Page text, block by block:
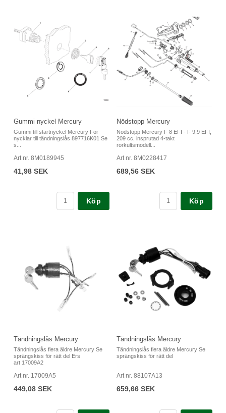
Gummi nyckel Mercury
Gummi till startnyckel Mercury För
nycklar till tändningslås 897716K01 Se
s...
Art nr. 8M0189945
41,98 SEK
Köp
Nödstopp Mercury
Nödstopp Mercury F 8 EFI - F 9,9 EFI,
209 cc, insprutad 4-takt
rorkultsmodell...
Art nr. 8M0228417
689,56 SEK
Köp
Tändningslås Mercury
Tändningslås flera äldre Mercury Se
sprängskiss för rätt del Ers
art 17009A2
Art nr. 17009A5
449,08 SEK
Tändningslås Mercury
Tändningslås flera äldre Mercury Se
sprängskiss för rätt del
Art nr. 88107A13
659,66 SEK